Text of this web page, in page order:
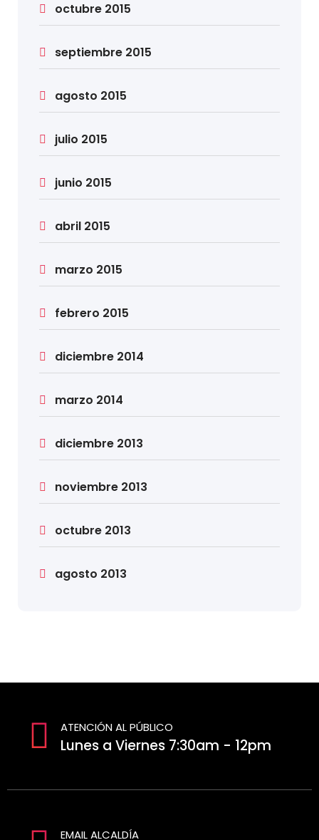
octubre 2015
septiembre 2015
agosto 2015
julio 2015
junio 2015
abril 2015
marzo 2015
febrero 2015
diciembre 2014
marzo 2014
diciembre 2013
noviembre 2013
octubre 2013
agosto 2013
ATENCIÓN AL PÚBLICO
Lunes a Viernes 7:30am - 12pm
EMAIL ALCALDÍA